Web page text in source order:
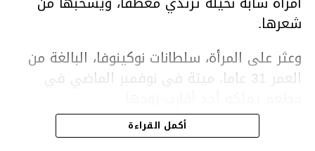
شعرها.
وعثر على المرأة، سلطانات نوكينوفا، البالغة من
العمر 31 عاما، ميتة في نوفمبر الماضي في
ووفقا لتقرير الطبيب الشرعي، توفيت نوكينوفا
أكمل القراءة